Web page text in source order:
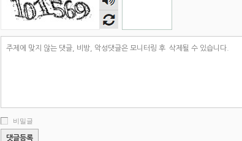
음성
듣기
비밀글